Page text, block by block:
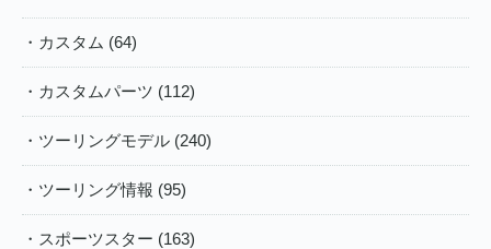
・カスタム (64)
・カスタムパーツ (112)
・ツーリングモデル (240)
・ツーリング情報 (95)
・スポーツスター (163)